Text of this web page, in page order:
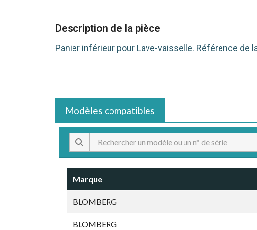
Description de la pièce
Panier inférieur pour Lave-vaisselle. Référence de
Modèles compatibles
Marque
BLOMBERG
BLOMBERG